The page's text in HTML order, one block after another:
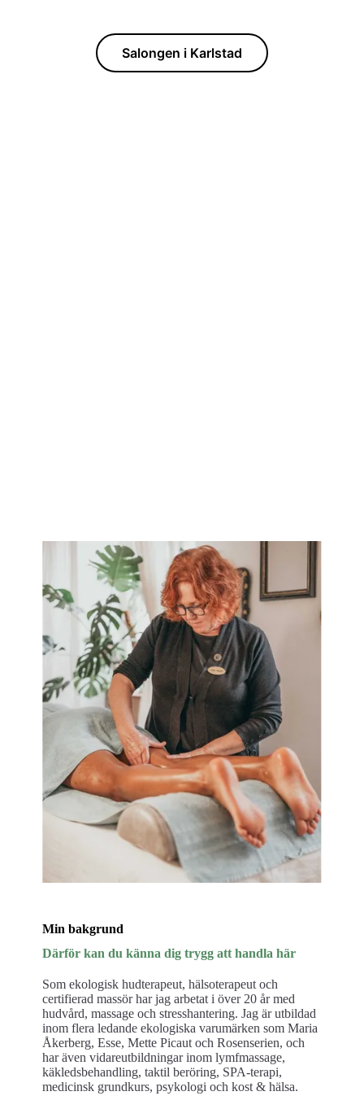
Salongen i Karlstad
Min bakgrund
Därför kan du känna dig trygg att handla här
Som ekologisk hudterapeut, hälsoterapeut och
certifierad massör har jag arbetat i över 20 år med
hudvård, massage och stresshantering. Jag är utbildad
inom flera ledande ekologiska varumärken som Maria
Åkerberg, Esse, Mette Picaut och Rosenserien, och
har även vidareutbildningar inom lymfmassage,
käkledsbehandling, taktil beröring, SPA-terapi,
medicinsk grundkurs, psykologi och kost & hälsa.